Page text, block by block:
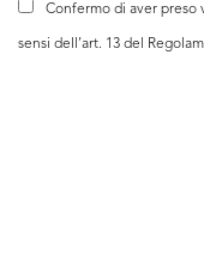
Confermo di aver preso
sensi dell’art. 13 del